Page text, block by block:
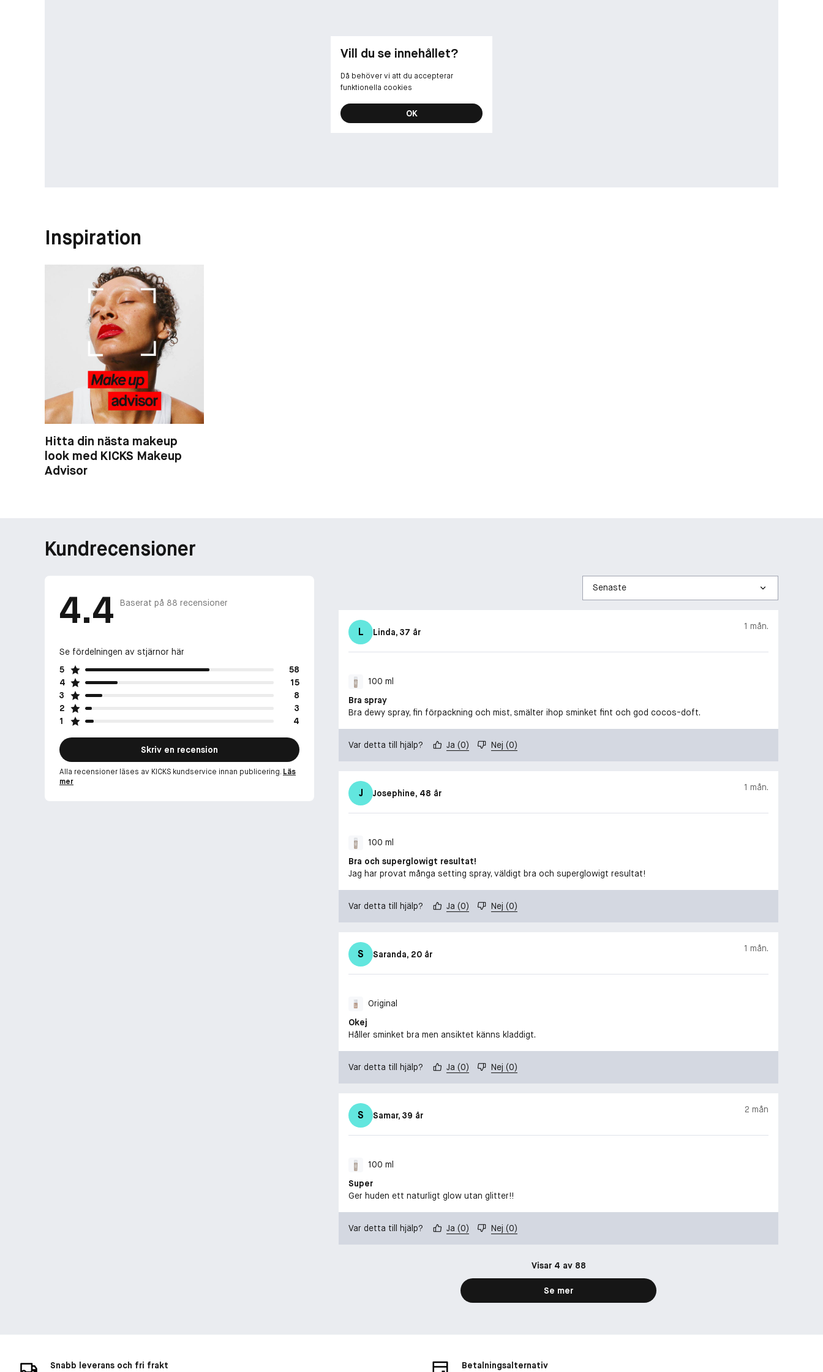
Vill du se innehållet?
Då behöver vi att du accepterar
funktionella cookies
OK
Inspiration
Hitta din nästa makeup
look med KICKS Makeup
Advisor
Kundrecensioner
4.4 Baserat på 88 recensioner
Se fördelningen av stjärnor här
5
58
4
15
3
8
2
3
1
4
Skriv en recension
Alla recensioner läses av KICKS kundservice innan publicering. Läs
mer
Sortera
efter
L Linda, 37 år
1 mån.
100 ml
Bra spray
Bra dewy spray, fin förpackning och mist, smälter ihop sminket fint och god cocos-doft.
Var detta till hjälp? Ja (0) Nej (0)
J Josephine, 48 år
1 mån.
100 ml
Bra och superglowigt resultat!
Jag har provat många setting spray, väldigt bra och superglowigt resultat!
Var detta till hjälp? Ja (0) Nej (0)
S Saranda, 20 år
1 mån.
Original
Okej
Håller sminket bra men ansiktet känns kladdigt.
Var detta till hjälp? Ja (0) Nej (0)
S Samar, 39 år
2 mån
100 ml
Super
Ger huden ett naturligt glow utan glitter!!
Var detta till hjälp? Ja (0) Nej (0)
Visar 4 av 88
Se mer
Snabb leverans och fri frakt Betalningsalternativ